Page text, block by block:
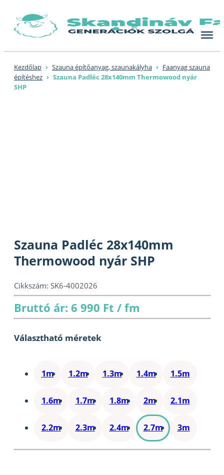
content
Kezdőlap › Szauna építőanyag, szaunakályha › Faanyag szauna
építéshez › Szauna Padléc 28x140mm Thermowood nyár
SHP
Szauna Padléc 28x140mm
Thermowood nyár SHP
Cikkszám: SK6-4002026
Bruttó ár: 6 990 Ft / fm
Választható méretek
1m 1.2m 1.3m 1.4m 1.5m
1.6m 1.7m 1.8m 2m 2.1m
2.2m 2.3m 2.4m 2.7m 3m